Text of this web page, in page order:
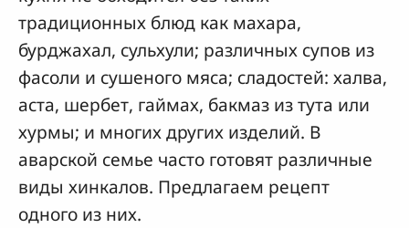
традиционных блюд как махара,
бурджахал, сульхули; различных супов из
фасоли и сушеного мяса; сладостей: халва,
аста, шербет, гаймах, бакмаз из тута или
хурмы; и многих других изделий. В
аварской семье часто готовят различные
виды хинкалов. Предлагаем рецепт
одного из них.